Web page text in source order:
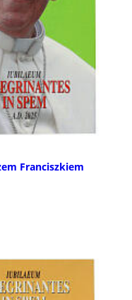
Franciszkiem